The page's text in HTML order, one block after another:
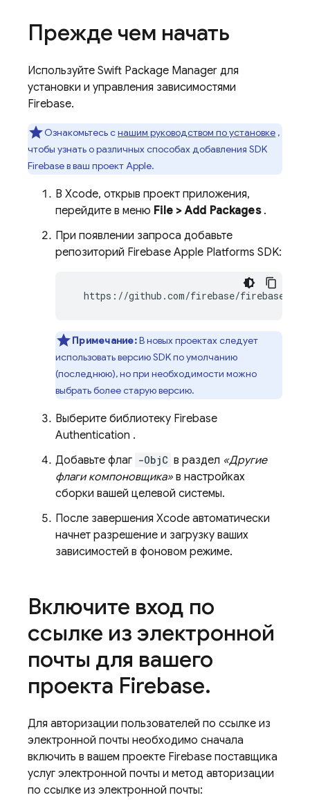
Прежде чем начать
Используйте Swift Package Manager для
установки и управления зависимостями
Firebase.
Ознакомьтесь снашим руководством по установке ,
чтобы узнать о различных способах добавления SDK
Firebase в ваш проект Apple.
В Xcode, открыв проект приложения,
перейдите в меню File > Add Packages.
При появлении запроса добавьте
репозиторий Firebase Apple Platforms SDK:
https://github.com/firebase/firebase-
Примечание:В новых проектах следует
использовать версию SDK по умолчанию
(последнюю), но при необходимости можно
выбрать более старую версию.
Выберите библиотеку Firebase
Authentication .
Добавьте флаг -ObjC в раздел «Другие
флаги компоновщика» в настройках
сборки вашей целевой системы.
После завершения Xcode автоматически
начнет разрешение и загрузку ваших
зависимостей в фоновом режиме.
Включите вход по
ссылке из электронной
почты для вашего
проекта Firebase.
Для авторизации пользователей по ссылке из
электронной почты необходимо сначала
включить в вашем проекте Firebase поставщика
услуг электронной почты и метод авторизации
по ссылке из электронной почты: